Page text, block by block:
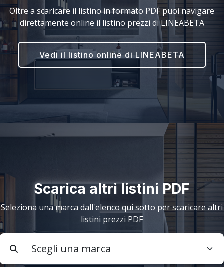
Oltre a scaricare il listino in formato PDF puoi navigare
direttamente online il listino prezzi di LINEABETA
Vedi il listino online di LINEABETA
Scarica altri listini PDF
Seleziona una marca dall'elenco qui sotto per scaricare altri
listini prezzi PDF